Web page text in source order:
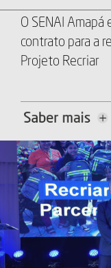
O SENAI Amapá
contrato para a
Projeto Recriar